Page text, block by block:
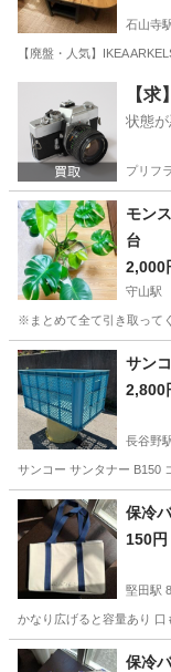
石山寺
【廃盤・人気】IKEA
石山
【
状態
プリフラ
モン
台
2,000
守山駅
※まとめて全て引き取って
滋賀 守山市
サン
2,800
長谷野
サンコー サンタナー B150
滋賀 東近江市 保冷
150円
堅田駅
かなり広げると容量あり 口
滋賀 大津市 堅田駅
保冷